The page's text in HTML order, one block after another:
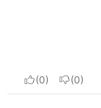
I apreciate
I do